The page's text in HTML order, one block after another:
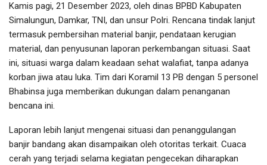
Kamis pagi, 21 Desember 2023, oleh dinas BPBD Kabupaten
Simalungun, Damkar, TNI, dan unsur Polri. Rencana tindak lanjut
termasuk pembersihan material banjir, pendataan kerugian
material, dan penyusunan laporan perkembangan situasi. Saat
ini, situasi warga dalam keadaan sehat walafiat, tanpa adanya
korban jiwa atau luka. Tim dari Koramil 13 PB dengan 5 personel
Bhabinsa juga memberikan dukungan dalam penanganan
bencana ini.
Laporan lebih lanjut mengenai situasi dan penanggulangan
banjir bandang akan disampaikan oleh otoritas terkait. Cuaca
cerah yang terjadi selama kegiatan pengecekan diharapkan